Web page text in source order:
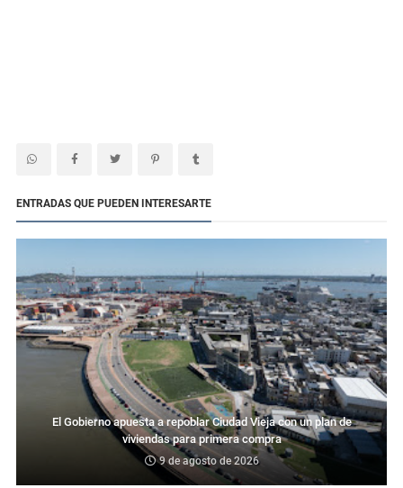
ENTRADAS QUE PUEDEN INTERESARTE
El Gobierno apuesta a repoblar Ciudad Vieja con un plan de
viviendas para primera compra
9 de agosto de 2026